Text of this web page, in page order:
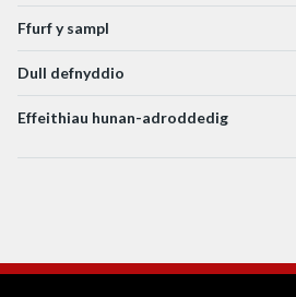
Ffurf y sampl
Dull defnyddio
Effeithiau hunan-adroddedig